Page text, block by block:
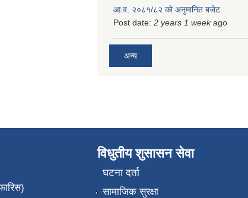
आ.व. २०८१/८२ को अनुमानित बजेट
Post date: 2 years 1 weekago
अन्य
विधुतीय शुसासन सेवा
घटना दर्ता
सामाजिक सुरक्षा